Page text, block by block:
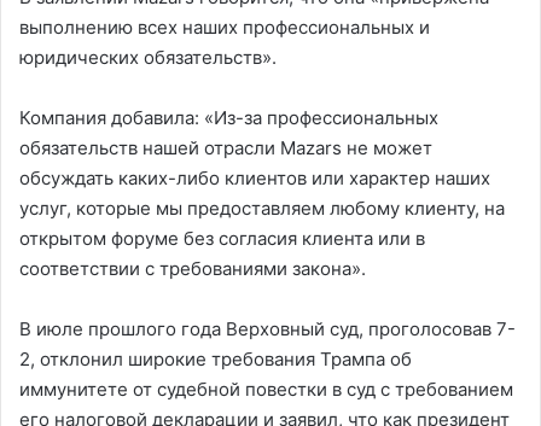
выполнению всех наших профессиональных и
юридических обязательств».
Компания добавила: «Из-за профессиональных
обязательств нашей отрасли Mazars не может
обсуждать каких-либо клиентов или характер наших
услуг, которые мы предоставляем любому клиенту, на
открытом форуме без согласия клиента или в
соответствии с требованиями закона».
В июле прошлого года Верховный суд, проголосовав 7-
2, отклонил широкие требования Трампа об
иммунитете от судебной повестки в суд с требованием
его налоговой декларации и заявил, что как президент